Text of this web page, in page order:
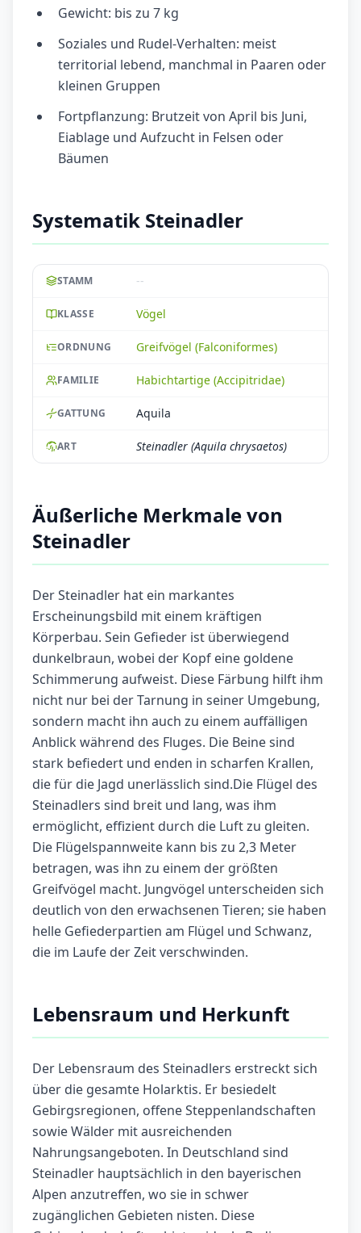
Gewicht: bis zu 7 kg
Soziales und Rudel-Verhalten: meist
territorial lebend, manchmal in Paaren oder
kleinen Gruppen
Fortpflanzung: Brutzeit von April bis Juni,
Eiablage und Aufzucht in Felsen oder
Bäumen
Systematik Steinadler
STAMM --
KLASSE Vögel
ORDNUNG Greifvögel (Falconiformes)
FAMILIE Habichtartige (Accipitridae)
GATTUNG Aquila
ART Steinadler (Aquila chrysaetos)
Äußerliche Merkmale von
Steinadler
Der Steinadler hat ein markantes
Erscheinungsbild mit einem kräftigen
Körperbau. Sein Gefieder ist überwiegend
dunkelbraun, wobei der Kopf eine goldene
Schimmerung aufweist. Diese Färbung hilft ihm
nicht nur bei der Tarnung in seiner Umgebung,
sondern macht ihn auch zu einem auffälligen
Anblick während des Fluges. Die Beine sind
stark befiedert und enden in scharfen Krallen,
die für die Jagd unerlässlich sind.Die Flügel des
Steinadlers sind breit und lang, was ihm
ermöglicht, effizient durch die Luft zu gleiten.
Die Flügelspannweite kann bis zu 2,3 Meter
betragen, was ihn zu einem der größten
Greifvögel macht. Jungvögel unterscheiden sich
deutlich von den erwachsenen Tieren; sie haben
helle Gefiederpartien am Flügel und Schwanz,
die im Laufe der Zeit verschwinden.
Lebensraum und Herkunft
Der Lebensraum des Steinadlers erstreckt sich
über die gesamte Holarktis. Er besiedelt
Gebirgsregionen, offene Steppenlandschaften
sowie Wälder mit ausreichenden
Nahrungsangeboten. In Deutschland sind
Steinadler hauptsächlich in den bayerischen
Alpen anzutreffen, wo sie in schwer
zugänglichen Gebieten nisten. Diese